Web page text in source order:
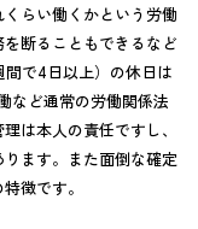
らい働くかという労働
断ることもできるなど
で4日以上）の休日は
など通常の労働関係法
は本人の責任ですし、
ます。また面倒な確定
徴です。